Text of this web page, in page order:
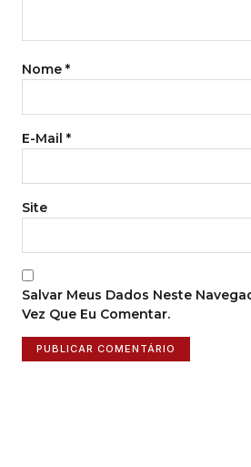
Nome *
E-Mail *
Site
Salvar Meus Dados Neste
Vez Que Eu Comentar.